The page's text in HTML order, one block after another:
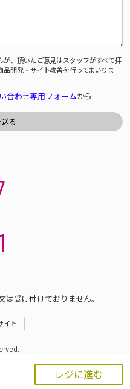
レジに進む
が、頂いたご意見はスタッフがすべて拝
開発・サイト改善を行ってまいりま
合わせ専用フォームから
受け付けておりません。
イト